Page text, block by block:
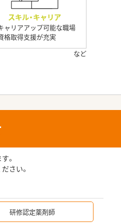
スキル・キャリア
ャリアアップ可能な職場
格取得支援が充実
。
さい。
研修認定薬剤師